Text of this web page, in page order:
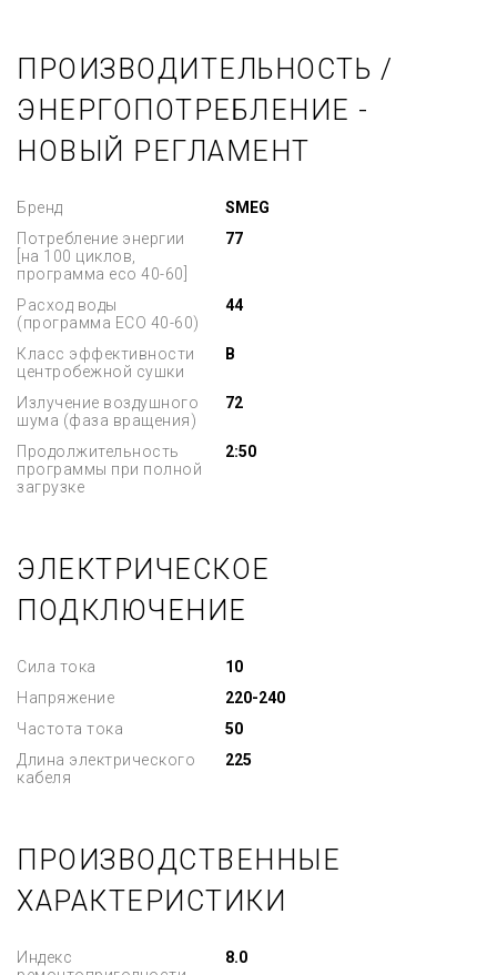
ПРОИЗВОДИТЕЛЬНОСТЬ /
ЭНЕРГОПОТРЕБЛЕНИЕ -
НОВЫЙ РЕГЛАМЕНТ
Бренд
SMEG
Потребление энергии
[на 100 циклов,
программа eco 40-60]
77
Расход воды
(программа ЕСО 40-60)
44
Класс эффективности
центробежной сушки
B
Излучение воздушного
шума (фаза вращения)
72
Продолжительность
программы при полной
загрузке
2:50
ЭЛЕКТРИЧЕСКОЕ
ПОДКЛЮЧЕНИЕ
Сила тока
10
Напряжение
220-240
Частота тока
50
Длина электрического
кабеля
225
ПРОИЗВОДСТВЕННЫЕ
ХАРАКТЕРИСТИКИ
Индекс
8.0